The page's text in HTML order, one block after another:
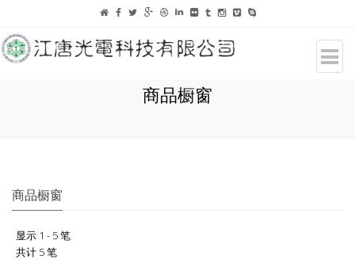
商品橱窗
商品橱窗
显示 1 - 5 笔
共计 5 笔